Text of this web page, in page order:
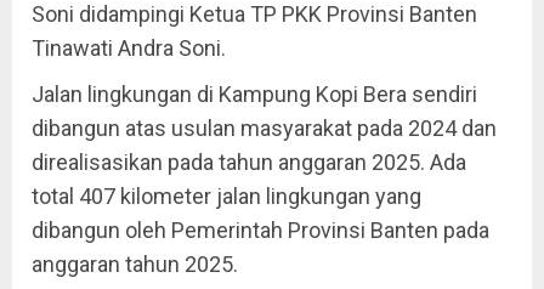
Soni didampingi Ketua TP PKK Provinsi Banten
Tinawati Andra Soni.
Jalan lingkungan di Kampung Kopi Bera sendiri
dibangun atas usulan masyarakat pada 2024 dan
direalisasikan pada tahun anggaran 2025. Ada
total 407 kilometer jalan lingkungan yang
dibangun oleh Pemerintah Provinsi Banten pada
anggaran tahun 2025.